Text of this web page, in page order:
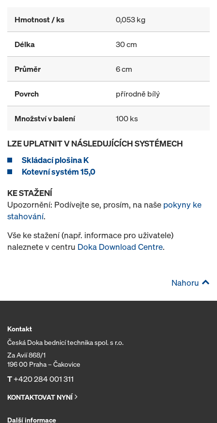
Hmotnost / ks 0,053 kg
Délka 30 cm
Průměr 6 cm
Povrch přírodně bílý
Množství v balení 100 ks
LZE UPLATNIT V NÁSLEDUJÍCÍCH SYSTÉMECH
Skládací plošina K
Kotevní systém 15,0
KE STAŽENÍ
Upozornění: Podívejte se, prosím, na naše pokyny ke
stahování.
Vše ke stažení (např. informace pro uživatele)
naleznete v centru Doka Download Centre.
Nahoru
Kontakt
Česká Doka bednicí technika spol. s r.o.
Za Avií 868/1
196 00 Praha – Čakovice
T+420 284 001 311
KONTAKTOVAT NYNÍ
Další informace